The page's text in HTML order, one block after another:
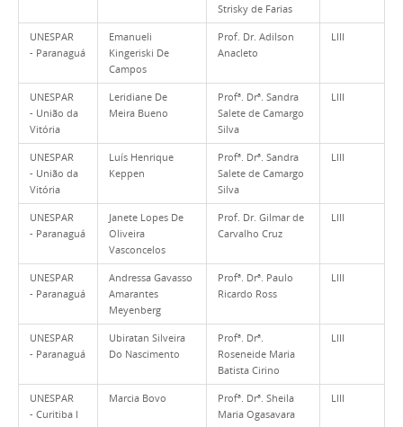
Strisky de Farias
UNESPAR
- Paranaguá
Emanueli
Kingeriski De
Campos
Prof. Dr. Adilson
Anacleto
LIII
UNESPAR
- União da
Vitória
Leridiane De
Meira Bueno
Profª. Drª. Sandra
Salete de Camargo
Silva
LIII
UNESPAR
- União da
Vitória
Luís Henrique
Keppen
Profª. Drª. Sandra
Salete de Camargo
Silva
LIII
UNESPAR
- Paranaguá
Janete Lopes De
Oliveira
Vasconcelos
Prof. Dr. Gilmar de
Carvalho Cruz
LIII
UNESPAR
- Paranaguá
Andressa Gavasso
Amarantes
Meyenberg
Profª. Drª. Paulo
Ricardo Ross
LIII
UNESPAR
- Paranaguá
Ubiratan Silveira
Do Nascimento
Profª. Drª.
Roseneide Maria
Batista Cirino
LIII
UNESPAR
- Curitiba I
Marcia Bovo
Profª. Drª. Sheila
Maria Ogasavara
LIII